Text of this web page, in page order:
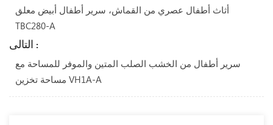
أثاث أطفال عصري من القماش، سرير أطفال أبيض معلق
TBC280-A
التالى :
سرير أطفال من الخشب الصلب المتين والموفر للمساحة مع
مساحة تخزين VH1A-A